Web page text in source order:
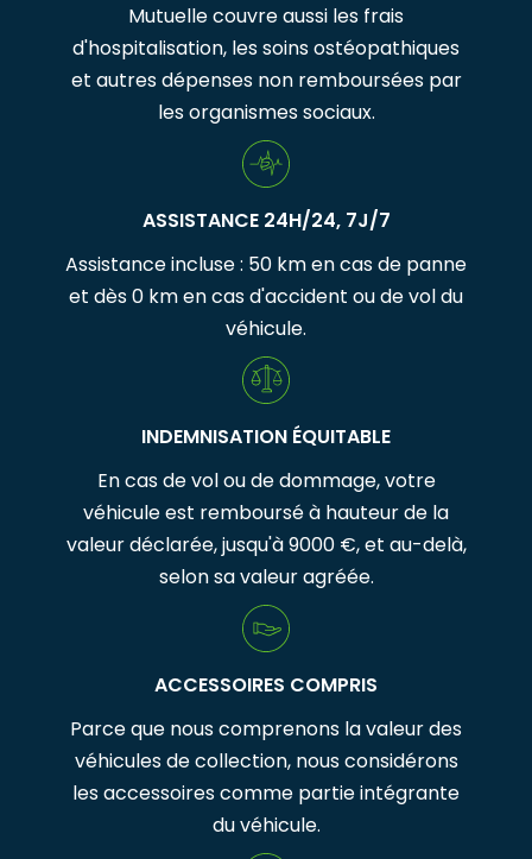
Mutuelle couvre aussi les frais
d'hospitalisation, les soins ostéopathiques
et autres dépenses non remboursées par
les organismes sociaux.
ASSISTANCE 24H/24, 7J/7
Assistance incluse : 50 km en cas de panne
et dès 0 km en cas d'accident ou de vol du
véhicule.
INDEMNISATION ÉQUITABLE
En cas de vol ou de dommage, votre
véhicule est remboursé à hauteur de la
valeur déclarée, jusqu'à 9000 €, et au-delà,
selon sa valeur agréée.
ACCESSOIRES COMPRIS
Parce que nous comprenons la valeur des
véhicules de collection, nous considérons
les accessoires comme partie intégrante
du véhicule.